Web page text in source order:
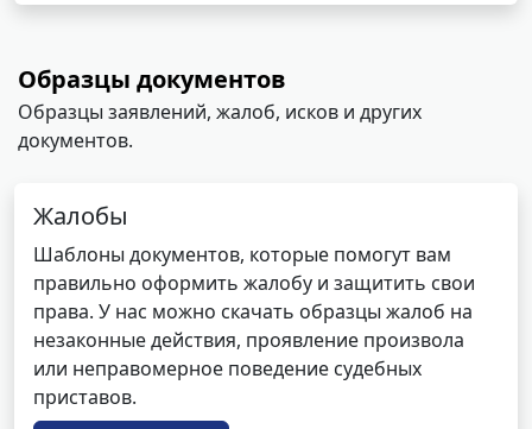
Образцы документов
Образцы заявлений, жалоб, исков и других
документов.
Жалобы
Шаблоны документов, которые помогут вам
правильно оформить жалобу и защитить свои
права. У нас можно скачать образцы жалоб на
незаконные действия, проявление произвола
или неправомерное поведение судебных
приставов.